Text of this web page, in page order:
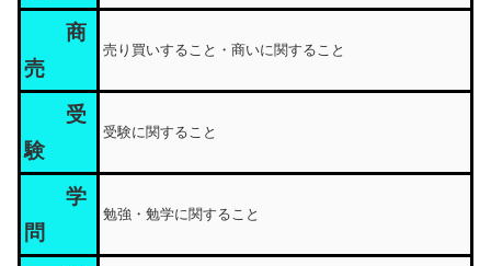
商
売
売り買いすること・商いに関すること
受
験
受験に関すること
学
問
勉強・勉学に関すること